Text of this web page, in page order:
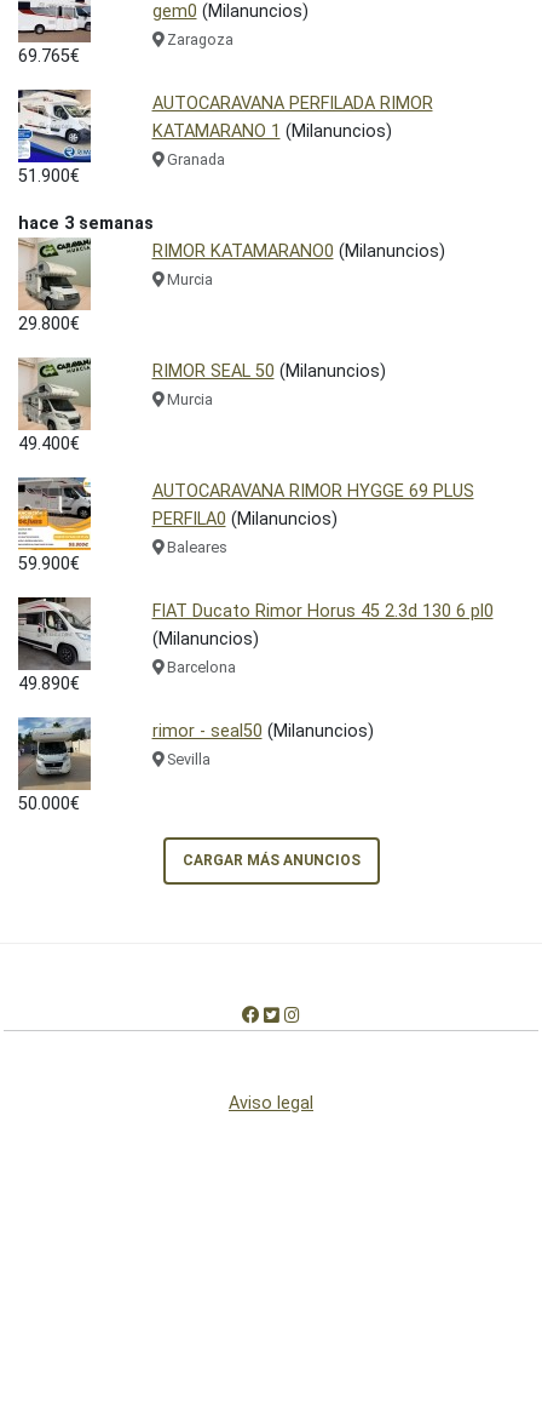
69.765€
gem0 (Milanuncios)
Zaragoza
51.900€
AUTOCARAVANA PERFILADA RIMOR
KATAMARANO 1 (Milanuncios)
Granada
hace 3 semanas
29.800€
RIMOR KATAMARANO0 (Milanuncios)
Murcia
49.400€
RIMOR SEAL 50 (Milanuncios)
Murcia
59.900€
AUTOCARAVANA RIMOR HYGGE 69 PLUS
PERFILA0 (Milanuncios)
Baleares
49.890€
FIAT Ducato Rimor Horus 45 2.3d 130 6 pl0
(Milanuncios)
Barcelona
50.000€
rimor - seal50 (Milanuncios)
Sevilla
CARGAR MÁS ANUNCIOS
Aviso legal